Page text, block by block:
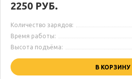
2250 РУБ.
Количество зарядов:
Время работы:
Высота подъёма:
В КОРЗИНУ